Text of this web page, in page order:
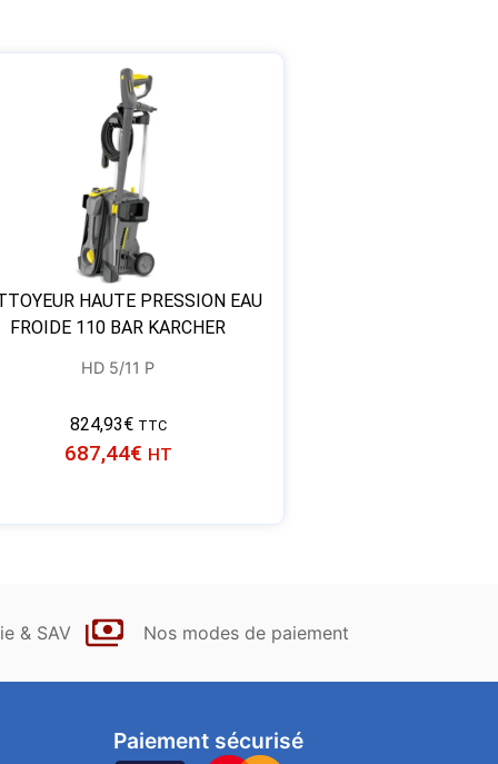
HAUTE PRESSION EAU
FROIDE 110 BAR KARCHER
HD 5/11 P
824,93€ TTC
687,44€ HT
& SAV Nos modes de paiement
Paiement sécurisé